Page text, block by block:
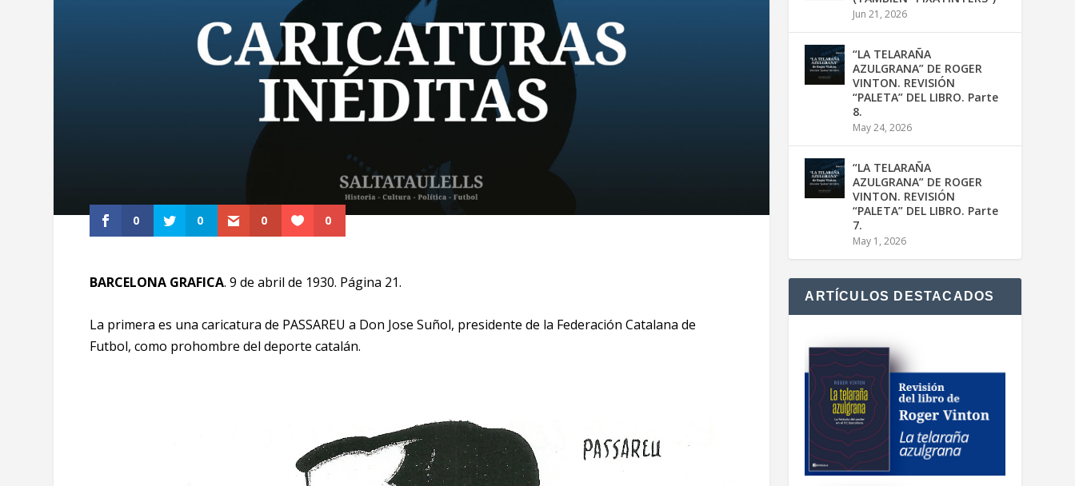
0 0 0 0
BARCELONA GRAFICA. 9 de abril de 1930. Página 21.
La primera es una caricatura de PASSAREU a Don Jose Suñol, presidente de la Federación Catalana de
Futbol, como prohombre del deporte catalán.
Jun 21, 2026
“LA TELARAÑA
AZULGRANA” DE ROGER
VINTON. REVISIÓN
“PALETA” DEL LIBRO. Parte
8.
May 24, 2026
“LA TELARAÑA
AZULGRANA” DE ROGER
VINTON. REVISIÓN
“PALETA” DEL LIBRO. Parte
7.
May 1, 2026
ARTÍCULOS DESTACADOS